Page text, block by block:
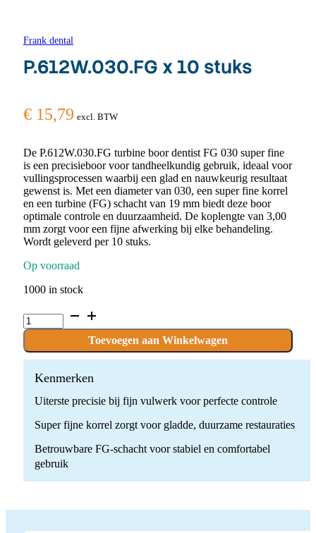
Frank dental
P.612W.030.FG x 10 stuks
€ 15,79 excl. BTW
De P.612W.030.FG turbine boor dentist FG 030 super fine
is een precisieboor voor tandheelkundig gebruik, ideaal voor
vullingsprocessen waarbij een glad en nauwkeurig resultaat
gewenst is. Met een diameter van 030, een super fine korrel
en een turbine (FG) schacht van 19 mm biedt deze boor
optimale controle en duurzaamheid. De koplengte van 3,00
mm zorgt voor een fijne afwerking bij elke behandeling.
Wordt geleverd per 10 stuks.
Op voorraad
1000 in stock
P.612W.030.FG
x
stuks
quantity
Toevoegen aan Winkelwagen
Kenmerken
Uiterste precisie bij fijn vulwerk voor perfecte controle
Super fijne korrel zorgt voor gladde, duurzame restauraties
Betrouwbare FG-schacht voor stabiel en comfortabel
gebruik